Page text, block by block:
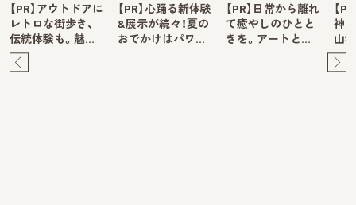
【PR】アウトドアに
レトロな街歩き、
伝統体験も。魅…
【PR】心踊る新体験
&展示が続々！夏の
おでかけはパワ…
【PR】日常から離れ
て癒やしのひとと
きを。アートと…
【
神
山